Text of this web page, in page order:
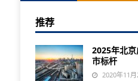
[ 2026年7月
推荐
2025年北
市标杆
2020年11